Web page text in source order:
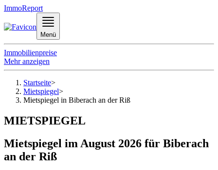
ImmoReport
Menü
Immobilienpreise
Mehr anzeigen
Startseite>
Mietspiegel>
Mietspiegel in Biberach an der Riß
MIETSPIEGEL
Mietspiegel im August 2026 für Biberach
an der Riß